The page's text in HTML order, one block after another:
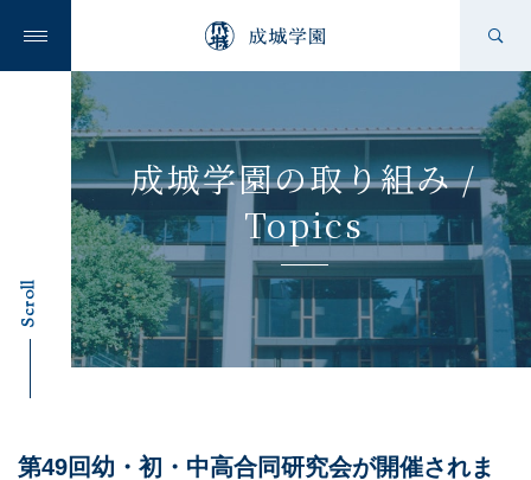
成城学園の想い
成城学園を知る
学校を知る
成城学園の取り組み /
Topics
Scroll
第49回幼・初・中高合同研究会が開催されま